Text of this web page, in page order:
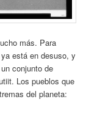
más. Para
está en desuso, y
conjunto de
Los pueblos que
del planeta: